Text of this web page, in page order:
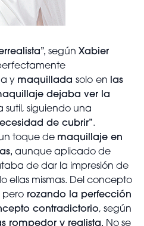
según Xabier
y maquillada solo en las
dejaba ver la
sutil, siguiendo una
de cubrir”.
toque de maquillaje en
aunque aplicado de
de dar la impresión de
ellas mismas. Del concepto
pero rozando la perfección
contradictorio, según
rompedor y realista. No se